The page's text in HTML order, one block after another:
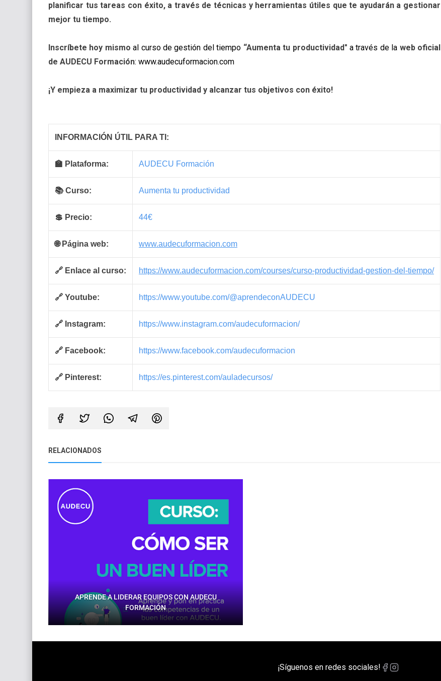
planificar tus tareas con éxito, a través de técnicas y herramientas útiles que te ayudarán a gestionar
mejor tu tiempo.
Inscríbete hoy mismo al curso de gestión del tiempo “Aumenta tu productividad" a través de la web oficial
de AUDECU Formación: www.audecuformacion.com
¡Y empieza a maximizar tu productividad y alcanzar tus objetivos con éxito!
INFORMACIÓN ÚTIL PARA TI:
🏫 Plataforma: AUDECU Formación
📚 Curso: Aumenta tu productividad
💲 Precio: 44€
🌐 Página web: www.audecuformacion.com
🔗 Enlace al curso: https://www.audecuformacion.com/courses/curso-productividad-gestion-del-tiempo/
🔗 Youtube: https://www.youtube.com/@aprendeconAUDECU
🔗 Instagram: https://www.instagram.com/audecuformacion/
🔗 Facebook: https://www.facebook.com/audecuformacion
🔗 Pinterest: https://es.pinterest.com/auladecursos/
RELACIONADOS
APRENDE A LIDERAR EQUIPOS CON AUDECU
FORMACIÓN
¡Síguenos en redes sociales!